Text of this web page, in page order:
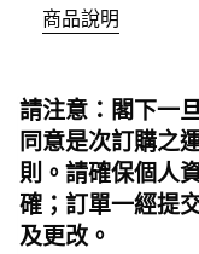
商品說明
請注意：閣下一
同意是次訂購之
則。請確保個人
確；訂單一經提
及更改。